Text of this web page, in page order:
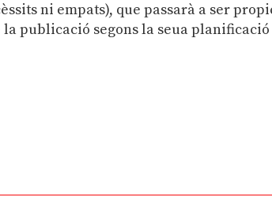
ni empats), que passarà a ser
la publicació segons la seua planificació